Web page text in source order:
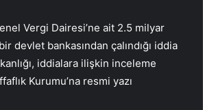
Vergi Dairesi’ne ait 2.5 milyar
devlet bankasından çalındığı iddia
iddialara ilişkin inceleme
Kurumu’na resmi yazı